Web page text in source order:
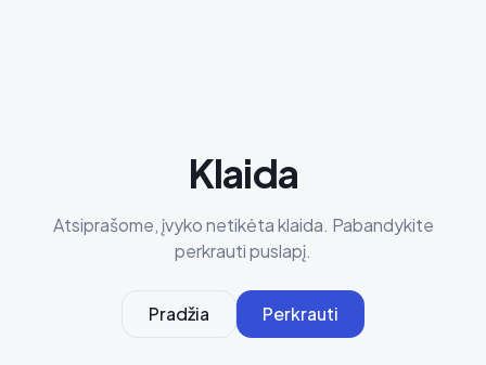
Klaida
Atsiprašome, įvyko netikėta klaida. Pabandykite
perkrauti puslapį.
Pradžia Perkrauti